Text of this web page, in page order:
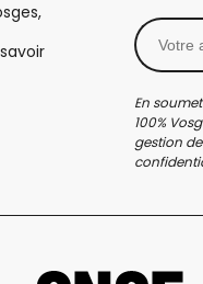
En
100%
gestion